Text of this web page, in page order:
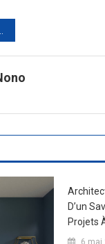
D’un
Projets
6 mai